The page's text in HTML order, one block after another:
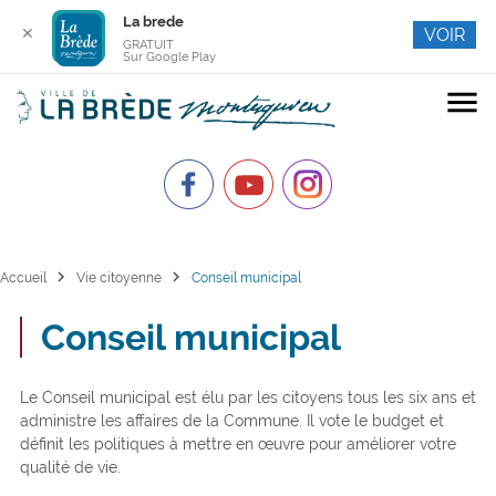
menu
Accueil chevron_right Vie citoyenne chevron_right Conseil municipal
Conseil municipal
Le Conseil municipal est élu par les citoyens tous les six ans et
administre les affaires de la Commune. Il vote le budget et
définit les politiques à mettre en œuvre pour améliorer votre
qualité de vie.
✕
La brede
GRATUIT
Sur Google Play
VOIR